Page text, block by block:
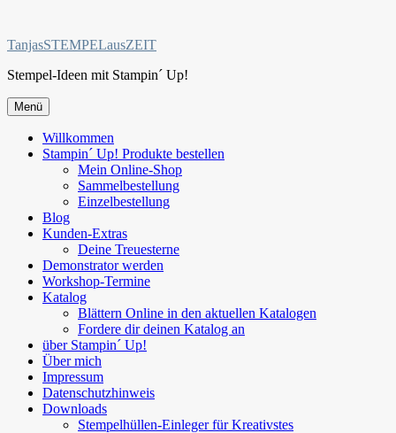
springen
TanjasSTEMPELausZEIT
Stempel-Ideen mit Stampin´ Up!
Menü
Willkommen
Stampin´ Up! Produkte bestellen
Mein Online-Shop
Sammelbestellung
Einzelbestellung
Blog
Kunden-Extras
Deine Treuesterne
Demonstrator werden
Workshop-Termine
Katalog
Blättern Online in den aktuellen Katalogen
Fordere dir deinen Katalog an
über Stampin´ Up!
Über mich
Impressum
Datenschutzhinweis
Downloads
Stempelhüllen-Einleger für Kreativstes